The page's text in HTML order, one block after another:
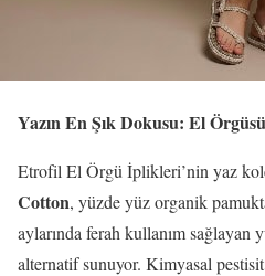
Yazın En Şık Dokusu: El Örgüsü
Etrofil El Örgü İplikleri’nin yaz
Cotton, yüzde yüz organik
aylarında ferah kullanım sağlayan
alternatif sunuyor. Kimyasal